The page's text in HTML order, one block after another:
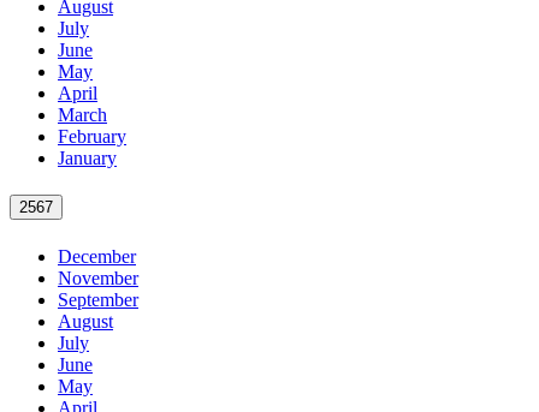
August
July
June
May
April
March
February
January
2567
December
November
September
August
July
June
May
April